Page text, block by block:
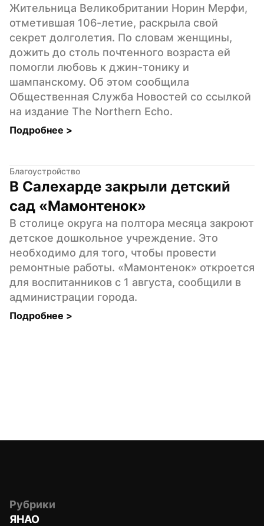
Жительница Великобритании Норин Мерфи,
отметившая 106-летие, раскрыла свой
секрет долголетия. По словам женщины,
дожить до столь почтенного возраста ей
помогли любовь к джин-тонику и
шампанскому. Об этом сообщила
Общественная Служба Новостей со ссылкой
на издание The Northern Echo.
Подробнее >
Благоустройство
В Салехарде закрыли детский
сад «Мамонтенок»
В столице округа на полтора месяца закроют
детское дошкольное учреждение. Это
необходимо для того, чтобы провести
ремонтные работы. «Мамонтенок» откроется
для воспитанников с 1 августа, сообщили в
администрации города.
Подробнее >
Рубрики
ЯНАО